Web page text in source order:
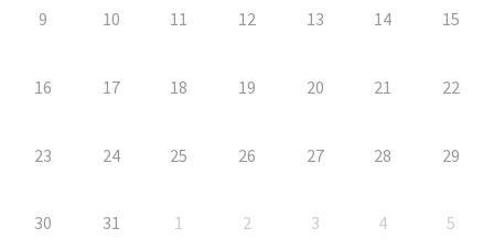
9 10 11 12 13 14 15
16 17 18 19 20 21 22
23 24 25 26 27 28 29
30 31 1 2 3 4 5